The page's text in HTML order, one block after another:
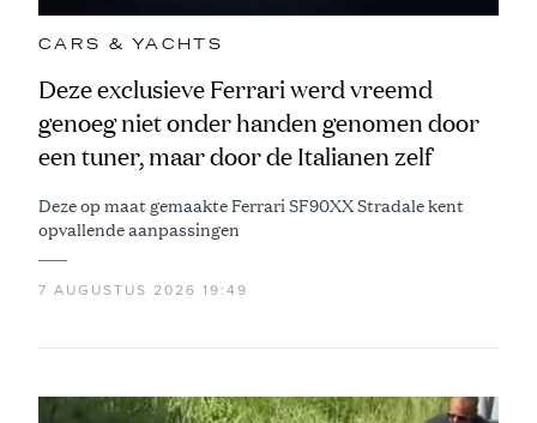
CARS & YACHTS
Deze exclusieve Ferrari werd vreemd
genoeg niet onder handen genomen door
een tuner, maar door de Italianen zelf
Deze op maat gemaakte Ferrari SF90XX Stradale kent
opvallende aanpassingen
7 AUGUSTUS 2026 19:49